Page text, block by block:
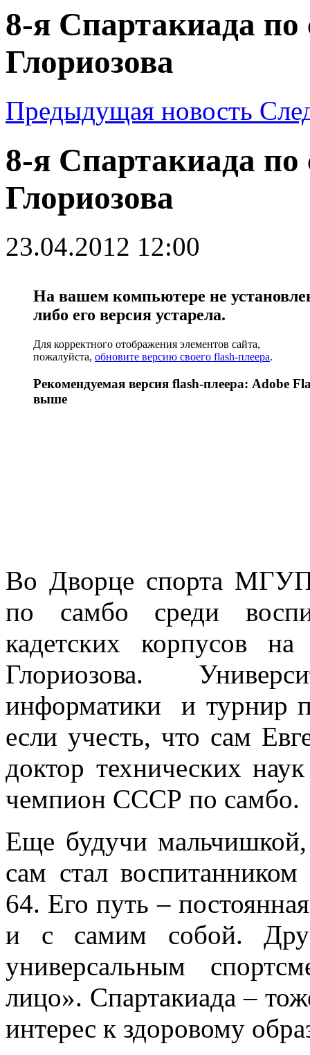
8-я Спартакиада по
Глориозова
Предыдущая новость
8-я Спартакиада по
Глориозова
23.04.2012 12:00
На вашем компьютере не
либо его версия устарела.
Для корректного отображения элементов сайта,
пожалуйста, обновите версию своего flash-плеера.
Рекомендуемая версия flash-плеера: Adobe
выше
Во Дворце спорта
по самбо среди
кадетских корпусов
Глориозова.
информатики и турнир
если учесть, что сам
доктор технических
чемпион СССР по самбо.
Еще будучи
сам стал
64. Его путь –
и с самим собой.
универсальным
лицо». Спартакиада –
интерес к здоровому